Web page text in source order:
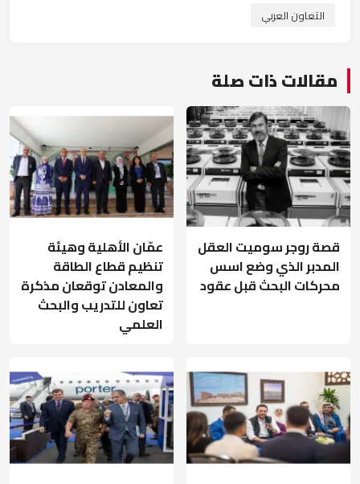
التعاون العربي
مقالات ذات صلة
قصة روجر سوميت العقل
المدبر الذي وضع اسس
محركات البحث قبل عقود
عمّان الأهلية وهيئة
تنظيم قطاع الطاقة
والمعادن توقعان مذكرة
تعاون للتدريب والبحث
العلمي